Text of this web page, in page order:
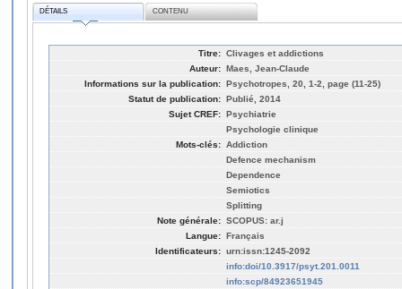
DÉTAILS CONTENU
Titre: Clivages et addictions
Auteur: Maes, Jean-Claude
Informations sur la publication: Psychotropes, 20, 1-2, page (11-25)
Statut de publication: Publié, 2014
Sujet CREF: Psychiatrie
Psychologie clinique
Mots-clés: Addiction
Defence mechanism
Dependence
Semiotics
Splitting
Note générale: SCOPUS: ar.j
Langue: Français
Identificateurs: urn:issn:1245-2092
info:doi/10.3917/psyt.201.0011
info:scp/84923651945